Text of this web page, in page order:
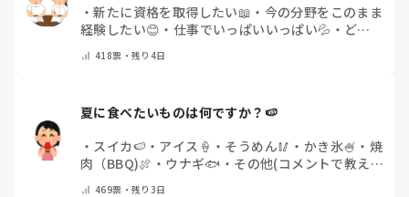
・新たに資格を取得したい📖 ・ 今の分野をこのまま
経験したい😊 ・ 仕事でいっぱいいっぱい💦 ・ どん
教えてください）
418票・残り4日
夏に食べたいものは何ですか？🍉
・ スイカ🍉 ・ アイス🍦 ・ そうめん🥢 ・ かき氷🍧 ・ 焼
肉（BBQ)🍖 ・ ウナギ🐟 ・ その他(コメントで教え
469票・残り3日